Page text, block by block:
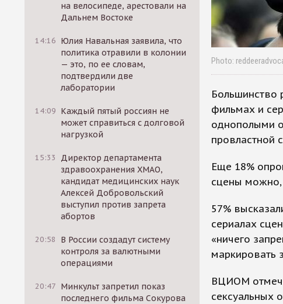
на велосипеде, арестовали на
Дальнем Востоке
14:16 Юлия Навальная заявила, что
политика отравили в колонии
— это, по ее словам,
подтвердили две
лаборатории
14:09 Каждый пятый россиян не
может справиться с долговой
нагрузкой
15:33
Директор департамента
здравоохранения ХМАО,
кандидат медицинских наук
Алексей Добровольский
выступил против запрета
абортов
20:58
В России создадут систему
контроля за валютными
операциями
20:47 Минкульт запретил показ
последнего фильма Сокурова
Photo:
Большинство
фильмах и
однополыми
провластной
Еще 18%
сцены можно,
57%
сериалах
«ничего
маркировать
ВЦИОМ
сексуальных